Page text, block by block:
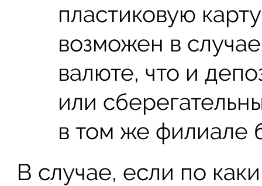
пластиковую
возможен в
валюте, что и
или
в том же филиале
В случае, если по